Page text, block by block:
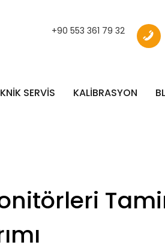
+90 553 361 79 32
SERVİS KALİBRASYON